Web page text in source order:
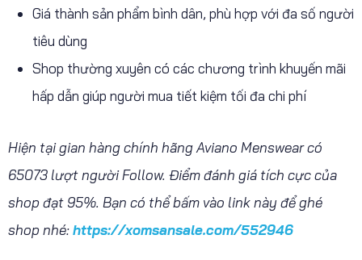
Giá thành sản phẩm bình dân, phù hợp với đa số người
tiêu dùng
Shop thường xuyên có các chương trình khuyến mãi
hấp dẫn giúp người mua tiết kiệm tối đa chi phí
Hiện tại gian hàng chính hãng Aviano Menswear có
65073 lượt người Follow. Điểm đánh giá tích cực của
shop đạt 95%. Bạn có thể bấm vào link này để ghé
shop nhé:https://xomsansale.com/552946